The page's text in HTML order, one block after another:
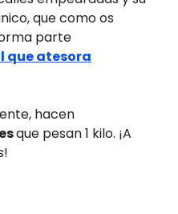
que como os
parte
que atesora
hacen
que pesan 1 kilo. ¡A